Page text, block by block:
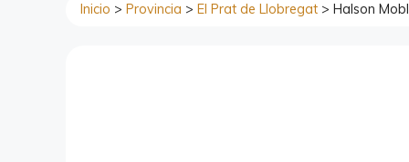
Inicio > Provincia > El Prat de Llobregat > Halson